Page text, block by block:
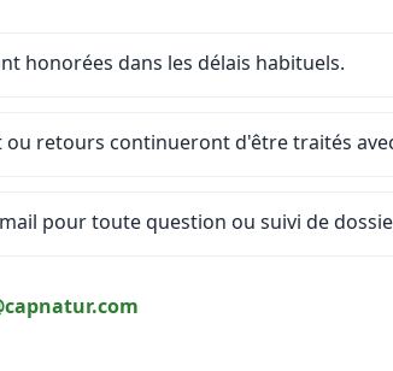
honorées dans les délais habituels.
retours continueront d'être traités
pour toute question ou suivi de